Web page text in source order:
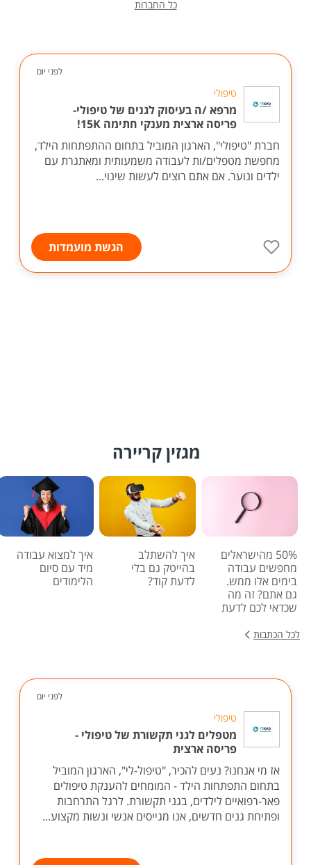
כל החברות
לפני יום
טיפולי
מרפא /ה בעיסוק לגנים של טיפולי-
פריסה ארצית מענקי חתימה 15K!
חברת "טיפולי", הארגון המוביל בתחום ההתפתחות הילד,
מחפשת מטפלים/ות לעבודה משמעותית ומאתגרת עם
ילדים ונוער. אם אתם רוצים לעשות שינוי...
הגשת מועמדות
מגזין קריירה
50% מהישראלים
מחפשים עבודה
בימים אלו ממש.
גם אתם? זה מה
שכדאי לכם לדעת
איך להשתלב
בהייטק גם בלי
לדעת קוד?
איך למצוא עבודה
מיד עם סיום
הלימודים
לכל הכתבות
לפני יום
טיפולי
מטפלים לגני תקשורת של טיפולי -
פריסה ארצית
אז מי אנחנו? נעים להכיר, "טיפול-לי", הארגון המוביל
בתחום התפתחות הילד - המומחים להענקת טיפולים
פאר-רפואיים לילדים, בגני תקשורת. לרגל התרחבות
ופתיחת גנים חדשים, אנו מגייסים אנשי ונשות מקצוע...